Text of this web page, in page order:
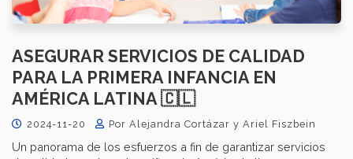
ASEGURAR SERVICIOS DE CALIDAD
PARA LA PRIMERA INFANCIA EN
AMÉRICA LATINA 🇨🇱
2024-11-20 Por Alejandra Cortázar y Ariel Fiszbein
Un panorama de los esfuerzos a fin de garantizar servicios